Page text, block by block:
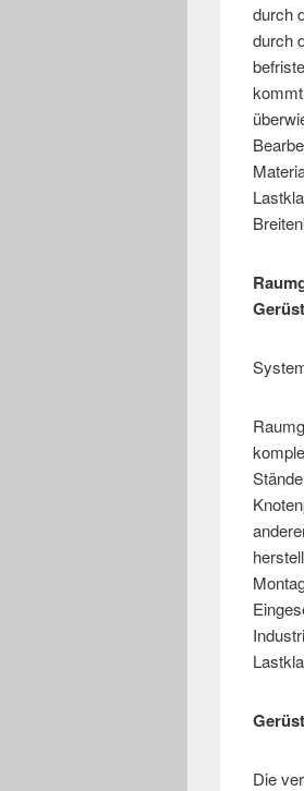
durch
durch
Die